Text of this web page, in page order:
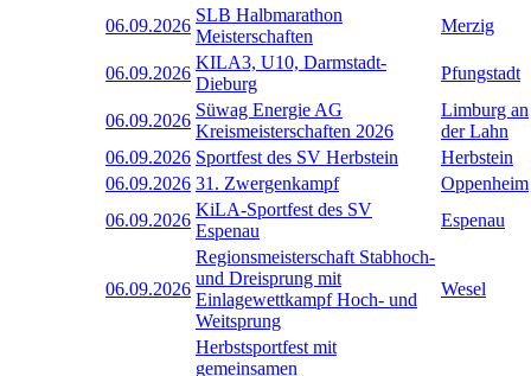
06.09.2026
SLB Halbmarathon
Meisterschaften
Merzig
06.09.2026
KILA3, U10, Darmstadt-
Dieburg
Pfungstadt
06.09.2026
Süwag Energie AG
Kreismeisterschaften 2026
Limburg an
der Lahn
06.09.2026 Sportfest des SV Herbstein
Herbstein
06.09.2026 31. Zwergenkampf
Oppenheim
06.09.2026
KiLA-Sportfest des SV
Espenau
Espenau
06.09.2026
Regionsmeisterschaft Stabhoch-
und Dreisprung mit
Einlagewettkampf Hoch- und
Weitsprung
Wesel
Herbstsportfest mit
gemeinsamen